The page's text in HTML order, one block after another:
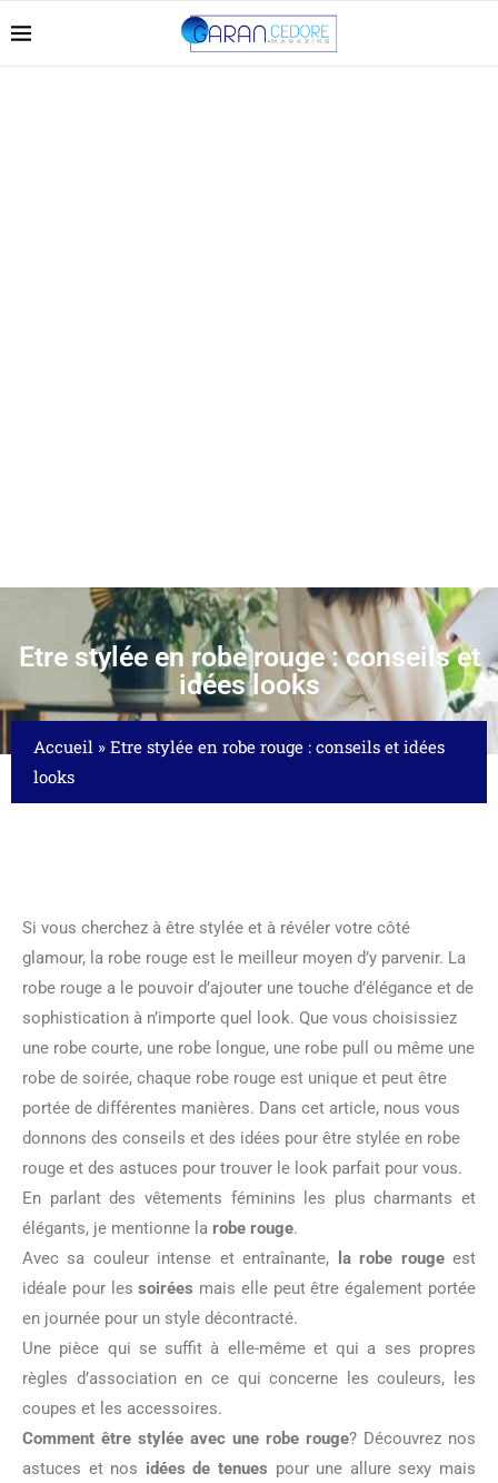
Etre stylée en robe rouge : conseils et
idées looks
Accueil » Etre stylée en robe rouge : conseils et idées
looks
Si vous cherchez à être stylée et à révéler votre côté
glamour, la robe rouge est le meilleur moyen d’y parvenir. La
robe rouge a le pouvoir d’ajouter une touche d’élégance et de
sophistication à n’importe quel look. Que vous choisissiez
une robe courte, une robe longue, une robe pull ou même une
robe de soirée, chaque robe rouge est unique et peut être
portée de différentes manières. Dans cet article, nous vous
donnons des conseils et des idées pour être stylée en robe
rouge et des astuces pour trouver le look parfait pour vous.
En parlant des vêtements féminins les plus charmants et
élégants, je mentionne la robe rouge.
Avec sa couleur intense et entraînante,
la robe rougeest
idéale pour lessoirées mais elle peut être également portée
en journée pour un style décontracté.
Une pièce qui se suffit à elle-même et qui a ses propres
règles d’association en ce qui concerne les couleurs, les
coupes et les accessoires.
Comment être stylée avec une robe rouge? Découvrez nos
astuces et nos idées de tenues pour une allure sexy mais